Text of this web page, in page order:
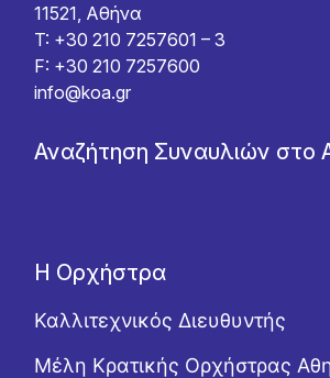
11521, Αθήνα
T: +30 210 7257601 – 3
F: +30 210 7257600
info@koa.gr
Αναζήτηση Συναυλιών στο
Η Ορχήστρα
Καλλιτεχνικός Διευθυντής
Μέλη Κρατικής Ορχήστρας